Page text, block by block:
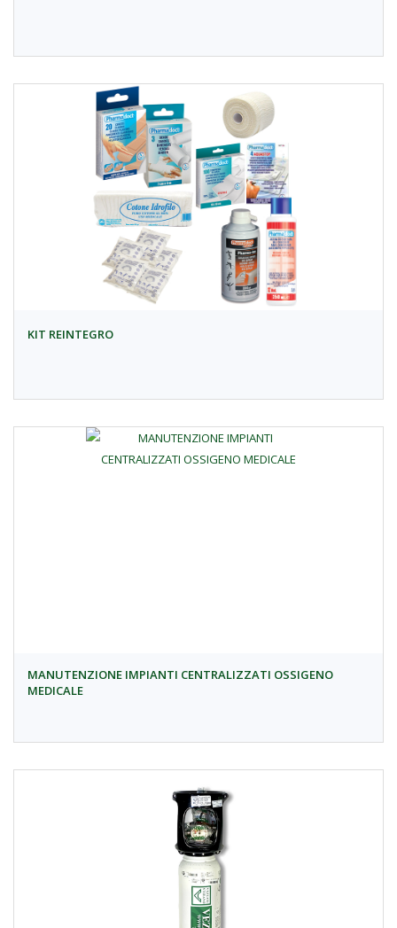
KIT REINTEGRO
MANUTENZIONE IMPIANTI CENTRALIZZATI OSSIGENO
MEDICALE